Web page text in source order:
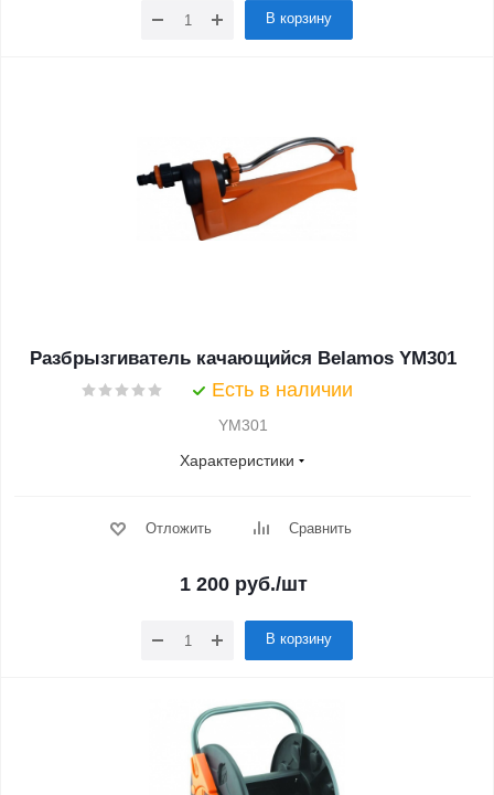
В корзину
Разбрызгиватель качающийся Belamos YM301
Есть в наличии
YM301
Характеристики
Отложить Сравнить
1 200руб./шт
В корзину